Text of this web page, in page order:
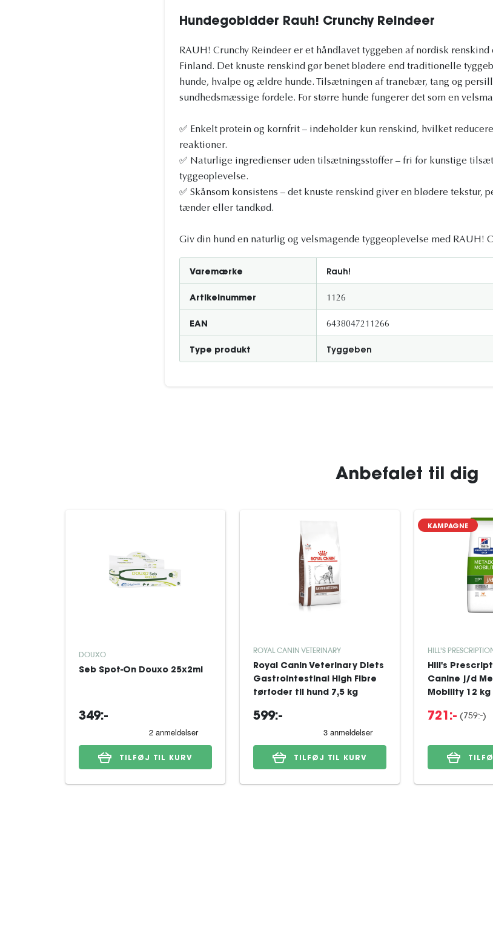
Hundegobidder Rauh! Crunchy Reindeer
RAUH! Crunchy Reindeer er et håndlavet tyggeben af nordisk
Finland. Det knuste renskind gør benet blødere end traditionelle
hunde, hvalpe og ældre hunde. Tilsætningen af tranebær, tang og
sundhedsmæssige fordele. For større hunde fungerer det som en
✅ Enkelt protein og kornfrit – indeholder kun renskind, hvilket
reaktioner.
✅ Naturlige ingredienser uden tilsætningsstoffer – fri for kunstige
tyggeoplevelse.
✅ Skånsom konsistens – det knuste renskind giver en blødere tekstur,
tænder eller tandkød.
Giv din hund en naturlig og velsmagende tyggeoplevelse med RAUH!
Varemærke Rauh!
Artikelnummer 1126
EAN 6438047211266
Type produkt Tyggeben
Anbefalet til dig
DOUXO
Seb Spot-On Douxo 25x2ml
349:-
TILFØJ TIL KURV
ROYAL CANIN VETERINARY
Royal Canin Veterinary Diets
Gastrointestinal High Fibre
tørfoder til hund 7,5 kg
599:-
TILFØJ TIL KURV
KAMPAGNE
HILL'S
Hill's
Canine j/d
Mobility 12 kg
721:- (759:-)